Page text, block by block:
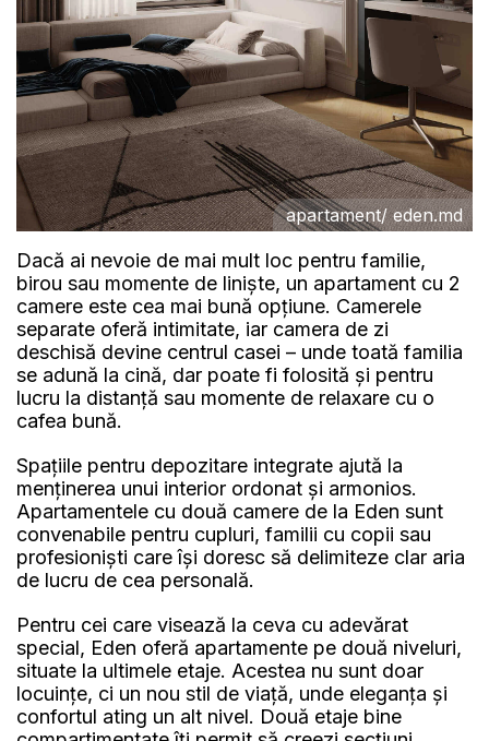
apartament/ eden.md
Dacă ai nevoie de mai mult loc pentru familie,
birou sau momente de liniște, un apartament cu 2
camere este cea mai bună opțiune. Camerele
separate oferă intimitate, iar camera de zi
deschisă devine centrul casei – unde toată familia
se adună la cină, dar poate fi folosită și pentru
lucru la distanță sau momente de relaxare cu o
cafea bună.
Spațiile pentru depozitare integrate ajută la
menținerea unui interior ordonat și armonios.
Apartamentele cu două camere de la Eden sunt
convenabile pentru cupluri, familii cu copii sau
profesioniști care își doresc să delimiteze clar aria
de lucru de cea personală.
Pentru cei care visează la ceva cu adevărat
special, Eden oferă apartamente pe două niveluri,
situate la ultimele etaje. Acestea nu sunt doar
locuințe, ci un nou stil de viață, unde eleganța și
confortul ating un alt nivel. Două etaje bine